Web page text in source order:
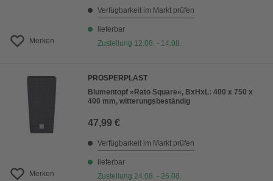
Merken
Verfügbarkeit im Markt prüfen
lieferbar
Zustellung 12.08. - 14.08.
Merken
PROSPERPLAST
Blumentopf »Rato Square«, BxHxL: 400 x 750 x
400 mm, witterungsbeständig
47,99 €
Verfügbarkeit im Markt prüfen
lieferbar
Zustellung 24.08. - 26.08.